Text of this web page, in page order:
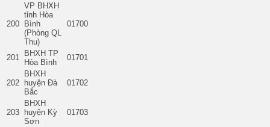
200
VP BHXH
tỉnh Hòa
Bình
(Phòng QL
Thu)
01700
201
BHXH TP
Hòa Bình
01701
202
BHXH
huyện Đà
Bắc
01702
203
BHXH
huyện Kỳ
Sơn
01703